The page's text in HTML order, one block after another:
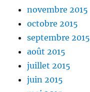
novembre 2015
octobre 2015
septembre 2015
août 2015
juillet 2015
juin 2015